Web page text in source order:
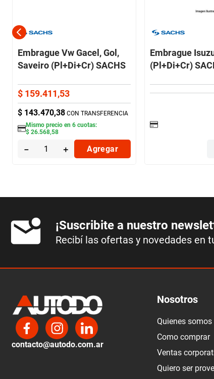
Embrague Vw Gacel, Gol,
Saveiro (Pl+Di+Cr) SACHS
$ 159.411,53
$ 143.470,38 CON TRANSFERENCIA
Mismo precio en 6cuotas:
$ 26.568,58
＋
－ Agregar
Embrague
(Pl+Di+Cr)
¡Suscribite a nuestro
Recibí las ofertas y novedades en
contacto@autodo.com.ar
Nosotros
Quienes somos
Como comprar
Ventas
Quiero ser